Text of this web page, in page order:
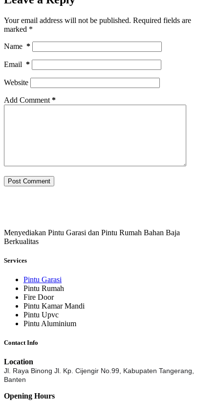
Your email address will not be published. Required fields are
marked *
Name *
Email *
Website
Add Comment *
Post Comment
Menyediakan Pintu Garasi dan Pintu Rumah Bahan Baja
Berkualitas
Services
Pintu Garasi
Pintu Rumah
Fire Door
Pintu Kamar Mandi
Pintu Upvc
Pintu Aluminium
Contact Info
Location
Jl. Raya Binong Jl. Kp. Cijengir No.99, Kabupaten Tangerang,
Banten
Opening Hours